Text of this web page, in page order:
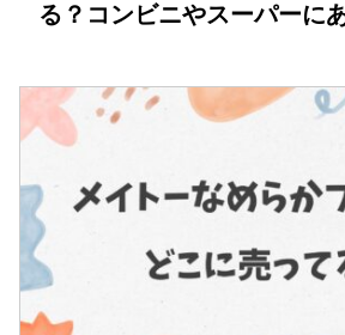
る？コンビニやスーパーに